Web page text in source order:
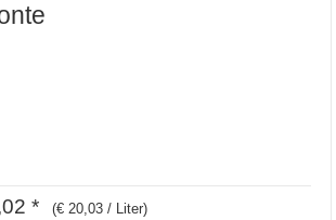
* (€ 20,03 / Liter)